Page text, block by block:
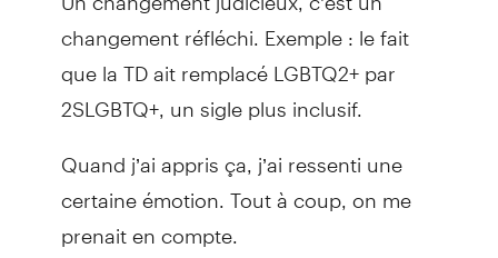
changement réfléchi. Exemple : le fait
que la TD ait remplacé LGBTQ2+ par
2SLGBTQ+, un sigle plus inclusif.
Quand j’ai appris ça, j’ai ressenti une
certaine émotion. Tout à coup, on me
prenait en compte.